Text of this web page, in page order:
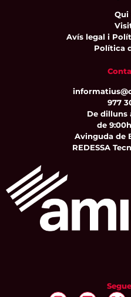
Qui
Avís legal i
Política
977
De dilluns
de
Avinguda de
REDESSA